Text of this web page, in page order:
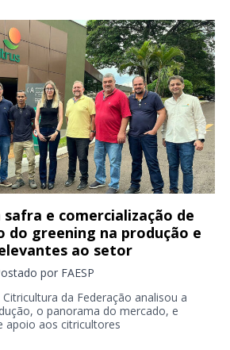
safra e comercialização de
do greening na produção e
ao setor
por FAESP
da Federação analisou a
o panorama do mercado, e
apoio aos citricultores